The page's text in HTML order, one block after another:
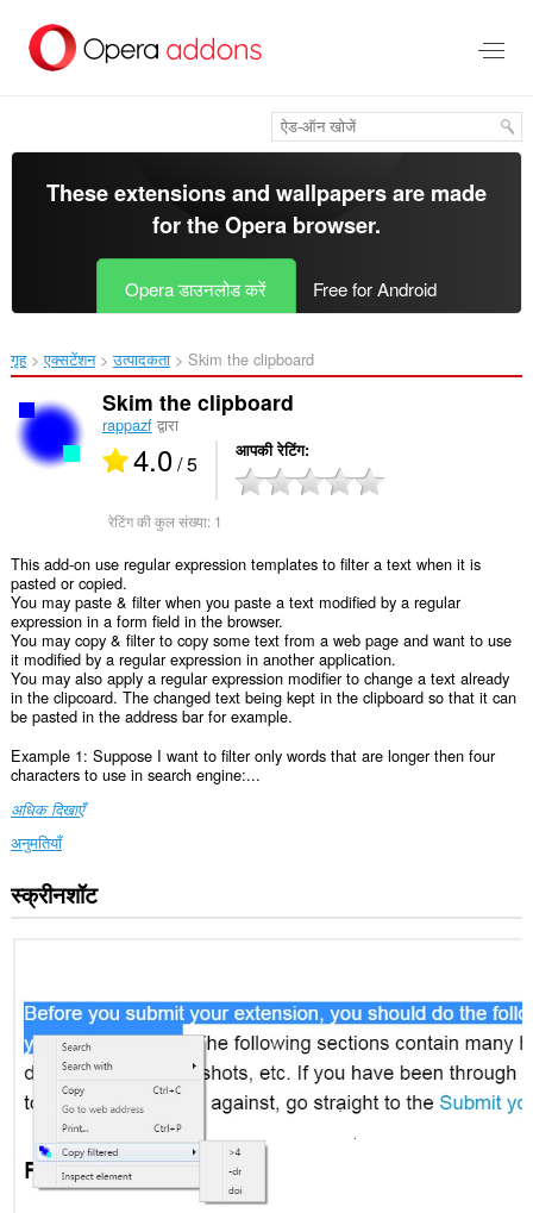
सामग्री
These extensions and wallpapers are made
for theOpera browser.
Opera डाउनलोड करें Free for Android
गृह एक्सटेंशन उत्पादकता Skim the clipboard‎
Skim the clipboard
rappazfद्वारा
4.0/ 5 आपकी रेटिंग
रेटिंग की कुल संख्या: 1
This add-on use regular expression templates to filter a text when it is
pasted or copied.
You may paste & filter when you paste a text modified by a regular
expression in a form field in the browser.
You may copy & filter to copy some text from a web page and want to use
it modified by a regular expression in another application.
You may also apply a regular expression modifier to change a text already
in the clipcoard. The changed text being kept in the clipboard so that it can
be pasted in the address bar for example.
Example 1: Suppose I want to filter only words that are longer then four
characters to use in search engine:...
अधिक दिखाएँ
अनुमतियाँ
यह
एक्सटेंशन
डेटा
तक
पहुँच
प्राप्त
कर
सकता
एक्सटेंशन
स्क्रीनशॉट